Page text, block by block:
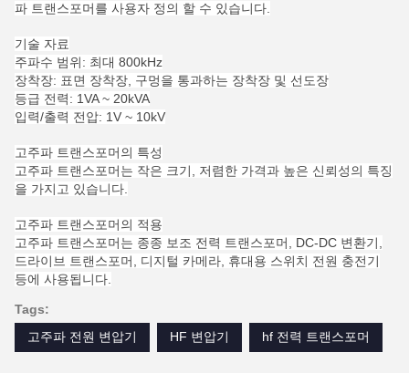
파 트랜스포머를 사용자 정의 할 수 있습니다.
기술 자료
주파수 범위: 최대 800kHz
장착장: 표면 장착장, 구멍을 통과하는 장착장 및 선도장
등급 전력: 1VA ~ 20kVA
입력/출력 전압: 1V ~ 10kV
고주파 트랜스포머의 특성
고주파 트랜스포머는 작은 크기, 저렴한 가격과 높은 신뢰성의 특징
을 가지고 있습니다.
고주파 트랜스포머의 적용
고주파 트랜스포머는 종종 보조 전력 트랜스포머, DC-DC 변환기,
드라이브 트랜스포머, 디지털 카메라, 휴대용 스위치 전원 충전기
등에 사용됩니다.
Tags:
고주파 전원 변압기
HF 변압기 hf 전력 트랜스포머